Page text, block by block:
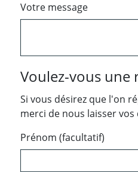
Votre message
Voulez-vous une
Si vous désirez que l'on
merci de nous laisser
Prénom (facultatif)